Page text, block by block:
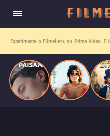
Experimente o Filmelier+, no Prime Video .
quando se apaixona por